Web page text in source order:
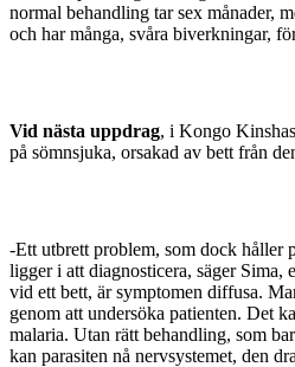
normal behandling tar sex månader,
och har många, svåra biverkningar,
Vid nästa uppdrag, i Kongo
på sömnsjuka, orsakad av bett från
-Ett utbrett problem, som dock håller
ligger i att diagnosticera, säger Sima,
vid ett bett, är symptomen dif­fusa.
genom att undersöka patienten. Det
malaria. Utan rätt behandling, som
kan parasiten nå nervsystemet, den